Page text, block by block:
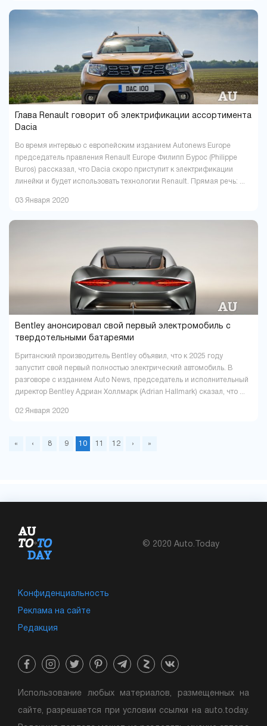
Глава Renault говорит об электрификации ассортимента
Dacia
Во время интервью с европейским изданием Autonews Europe
председатель правления Renault Europe Филипп Бурос (Philippe
Buros) рассказал, что Dacia скоро приступит к электрификации
линейки и будет использовать технологии Renault. Прямая речь: ...
03 Января 2020
Bentley анонсировал свой первый электромобиль с
твердотельными батареями
Британский производитель Bentley объявил, что к 2025 году
запустит свой первый полностью электрический автомобиль. В
разговоре с изданием Auto News, председатель и исполнительный
директор Bentley Адриан Холлмарк (Adrian Hallmark) сказал, что ...
02 Января 2020
« ‹ 8 9 10 11 12 › »
© 2020 Auto.Today
Конфиденциальность
Реклама на сайте
Редакция
Использование любых материалов, размещенных на
сайте, разрешается при условии ссылки на auto.today.